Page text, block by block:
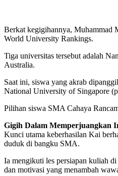
Berkat kegigihannya, Muhammad
World University Rankings.
Tiga universitas tersebut adalah
Australia.
Saat ini, siswa yang akrab
National University of Singapore
Pilihan siswa SMA Cahaya
Gigih Dalam Memperjuangkan
Kunci utama keberhasilan Kai
duduk di bangku SMA.
Ia mengikuti les persiapan kuliah
dan motivasi yang menambah